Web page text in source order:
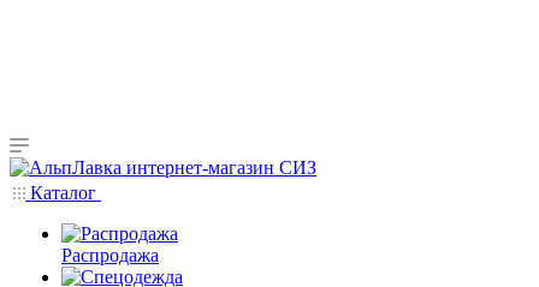
Каталог
Распродажа